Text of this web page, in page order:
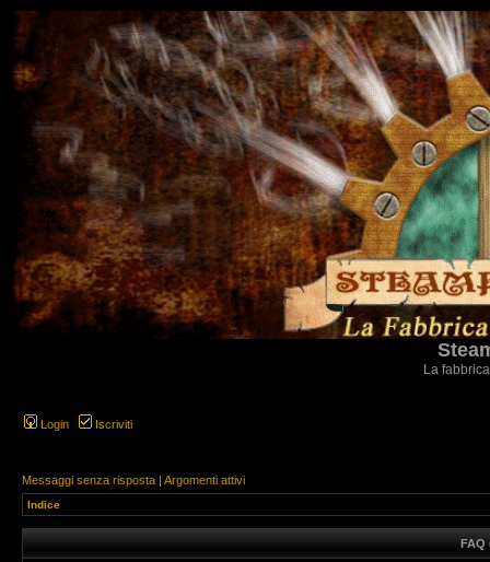
La
Login Iscriviti
Messaggi senza risposta | Argomenti attivi
Indice
FAQ